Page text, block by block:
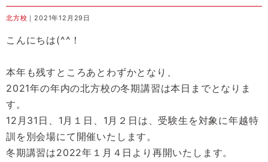
北方校 ｜2021年12月29日
こんにちは(^^！
本年も残すところあとわずかとなり、
2021年の年内の北方校の冬期講習は本日までとなりま
す。
12月31日、1月１日、1月２日は、受験生を対象に年越特
訓を別会場にて開催いたします。
冬期講習は2022年１月４日より再開いたします。